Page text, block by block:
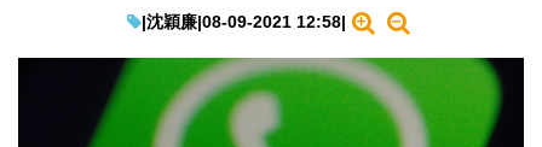
EduTech
|沈穎廉|08-09-2021 12:58|